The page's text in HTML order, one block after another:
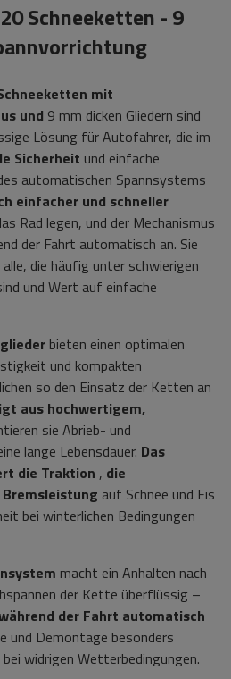
Schneeketten - 9
mit
und 9 mm dicken Gliedern sind
Lösung für Autofahrer, die im
Sicherheit und einfache
automatischen Spannsystems
einfacher und schneller
Rad legen, und der Mechanismus
der Fahrt automatisch an. Sie
die häufig unter schwierigen
und Wert auf einfache
bieten einen optimalen
und kompakten
so den Einsatz der Ketten an
aus hochwertigem,
sie Abrieb- und
lange Lebensdauer. Das
die Traktion , die
Bremsleistung auf Schnee und Eis
bei winterlichen Bedingungen
macht ein Anhalten nach
der Kette überflüssig –
der Fahrt automatisch
und Demontage besonders
widrigen Wetterbedingungen.